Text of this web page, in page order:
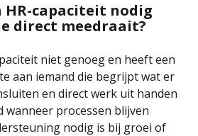
capaciteit nodig
direct meedraait?
niet genoeg en heeft een
aan iemand die begrijpt wat er
en direct werk uit handen
wanneer processen blijven
nodig is bij groei of